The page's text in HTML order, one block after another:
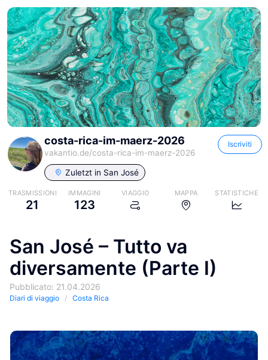
costa-rica-im-maerz-2026
vakantio.de/costa-rica-im-maerz-2026
Iscriviti
Zuletzt in San José
TRASMISSIONI
21
IMMAGINI
123
VIAGGIO MAPPA STATISTICHE
San José – Tutto va
diversamente (Parte I)
Pubblicato: 21.04.2026
Diari di viaggio Costa Rica